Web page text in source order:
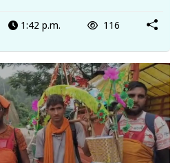
1:42 p.m. 116